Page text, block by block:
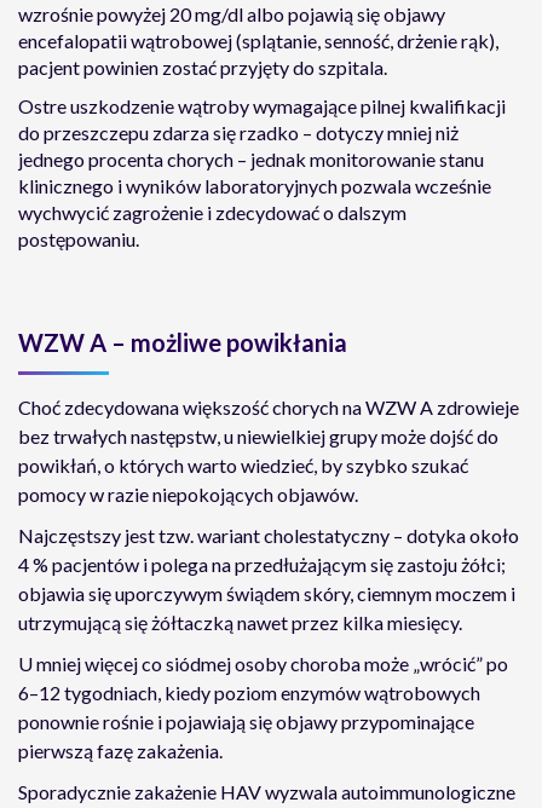
wzrośnie powyżej 20 mg/dl albo pojawią się objawy
encefalopatii wątrobowej (splątanie, senność, drżenie rąk),
pacjent powinien zostać przyjęty do szpitala.
Ostre uszkodzenie wątroby wymagające pilnej kwalifikacji
do przeszczepu zdarza się rzadko – dotyczy mniej niż
jednego procenta chorych – jednak monitorowanie stanu
klinicznego i wyników laboratoryjnych pozwala wcześnie
wychwycić zagrożenie i zdecydować o dalszym
postępowaniu.
WZW A – możliwe powikłania
Choć zdecydowana większość chorych na WZW A zdrowieje
bez trwałych następstw, u niewielkiej grupy może dojść do
powikłań, o których warto wiedzieć, by szybko szukać
pomocy w razie niepokojących objawów.
Najczęstszy jest tzw. wariant cholestatyczny – dotyka około
4 % pacjentów i polega na przedłużającym się zastoju żółci;
objawia się uporczywym świądem skóry, ciemnym moczem i
utrzymującą się żółtaczką nawet przez kilka miesięcy.
U mniej więcej co siódmej osoby choroba może „wrócić” po
6–12 tygodniach, kiedy poziom enzymów wątrobowych
ponownie rośnie i pojawiają się objawy przypominające
pierwszą fazę zakażenia.
Sporadycznie zakażenie HAV wyzwala autoimmunologiczne